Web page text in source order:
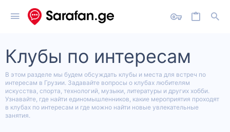
Клубы по интересам
В этом разделе мы будем обсуждать клубы и места для встреч по
интересам в Грузии. Задавайте вопросы о клубах любителям
искусства, спорта, технологий, музыки, литературы и других хобби.
Узнавайте, где найти единомышленников, какие мероприятия проходят
в клубах по интересам и где можно найти новые увлекательные
занятия.